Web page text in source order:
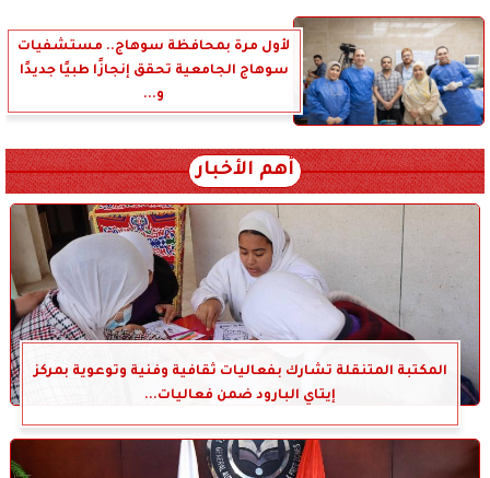
لأول مرة بمحافظة سوهاج.. مستشفيات
سوهاج الجامعية تحقق إنجازًا طبيًا جديدًا
و...
أهم الأخبار
المكتبة المتنقلة تشارك بفعاليات ثقافية وفنية وتوعوية بمركز
إيتاي البارود ضمن فعاليات...